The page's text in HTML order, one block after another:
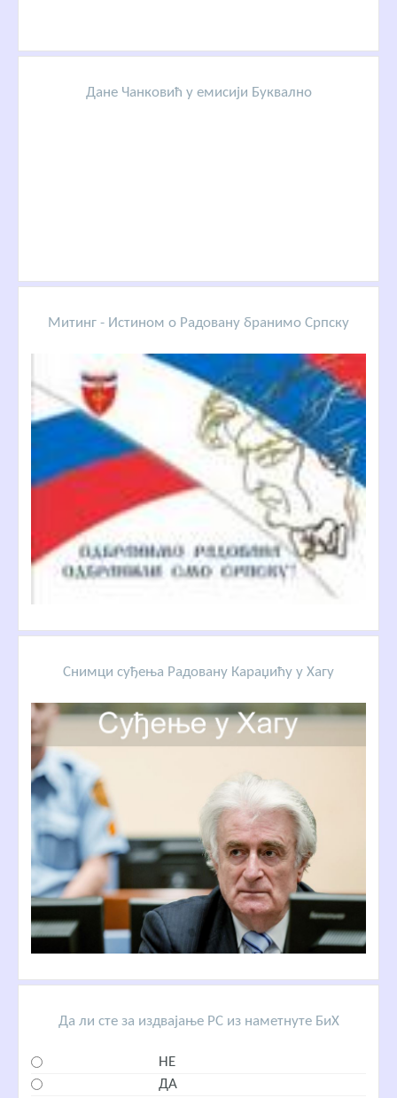
Дане Чанковић у емисији Буквално
Митинг - Истином о Радовану бранимо Српску
Снимци суђења Радовану Караџићу у Хагу
Да ли сте за издвајање РС из наметнуте БиХ
НЕ
ДА